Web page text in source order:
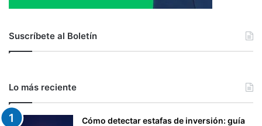
Suscríbete al Boletín
Lo más reciente
Cómo detectar estafas de inversión: guía